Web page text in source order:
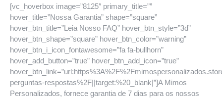
[vc_hoverbox image=”8125″ primary_title=””
hover_title=”Nossa Garantia” shape=”square”
hover_btn_title=”Leia Nosso FAQ” hover_btn_style=”3d”
hover_btn_shape=”square” hover_btn_color=”warning”
hover_btn_i_icon_fontawesome=”fa fa-bullhorn”
hover_add_button=”true” hover_btn_add_icon=”true”
perguntas-respostas%2F||target:%20_blank|”]A Mimos
Personalizados, fornece garantia de 7 dias para os nossos